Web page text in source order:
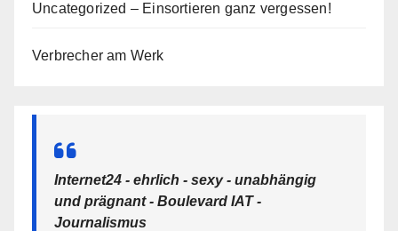
Uncategorized – Einsortieren ganz vergessen!
Verbrecher am Werk
Internet24 - ehrlich - sexy - unabhängig
und prägnant - Boulevard IAT -
Journalismus